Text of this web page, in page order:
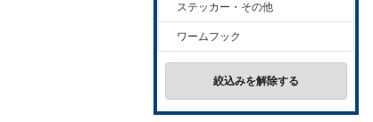
ステッカー・その他
ワームフック
絞込みを解除する